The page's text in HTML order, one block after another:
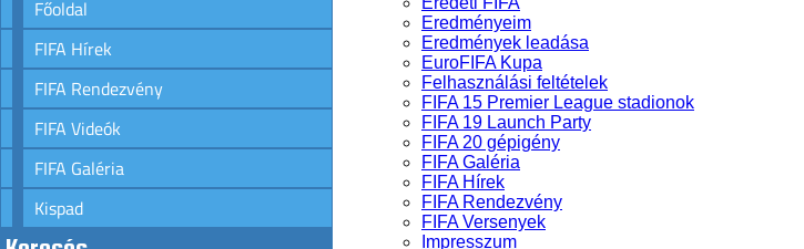
Főoldal
FIFA Hírek
FIFA Rendezvény
FIFA Videók
FIFA Galéria
Kispad
Eredményeim
Eredmények leadása
EuroFIFA Kupa
Felhasználási feltételek
FIFA 15 Premier League stadionok
FIFA 19 Launch Party
FIFA 20 gépigény
FIFA Galéria
FIFA Hírek
FIFA Rendezvény
FIFA Versenyek
Impresszum